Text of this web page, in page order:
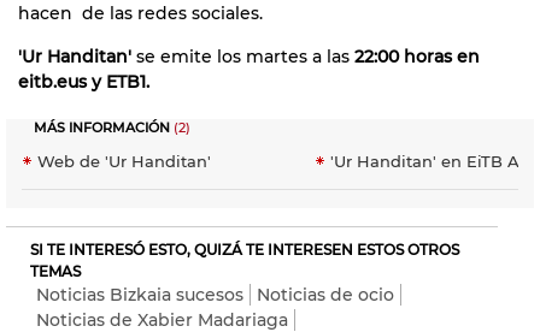
hacen de las redes sociales.
'Ur Handitan' se emite los martes a las 22:00 horas en
eitb.eus y ETB1.
MÁS INFORMACIÓN (2)
Web de 'Ur Handitan' 'Ur Handitan' en EiTB
SI TE INTERESÓ ESTO, QUIZÁ TE INTERESEN ESTOS OTROS
TEMAS
Noticias Bizkaia sucesos
Noticias de ocio
Noticias de Xabier Madariaga